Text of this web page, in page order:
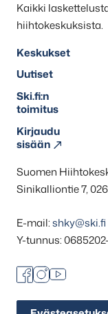
Kaikki
hiihtokeskuksista.
Keskukset
Uutiset
Ski.fi:n
toimitus
Kirjaudu
sisään
Suomen
Sinikalliontie 7,
E-mail:shky@ski.fi
Y-tunnus:
Facebook
Instagram
Youtube